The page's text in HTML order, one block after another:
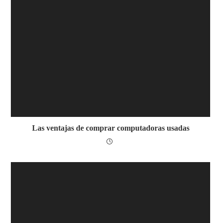
Las ventajas de comprar computadoras usadas